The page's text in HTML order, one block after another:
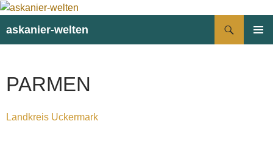
askanier-welten
PARMEN
Landkreis Uckermark